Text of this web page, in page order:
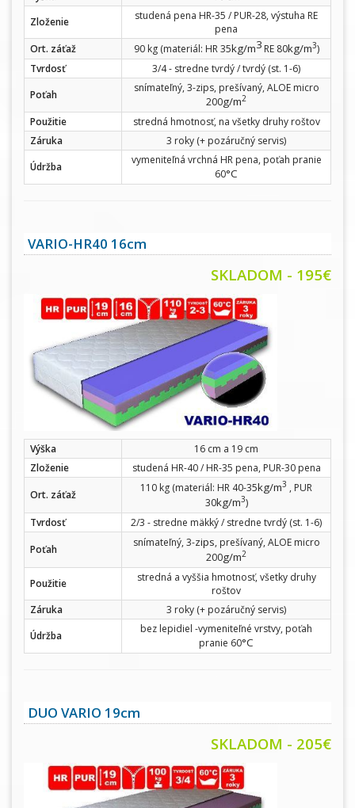
Zloženie
studená pena HR-35 / PUR-28, výstuha RE
pena
Ort. záťaž
90 kg (materiál: HR 35kg/m3 RE 80kg/m3)
Tvrdosť
3/4 - stredne tvrdý / tvrdý (st. 1-6)
Poťah
snímateľný, 3-zips, prešívaný, ALOE micro
200g/m2
Použitie
stredná hmotnosť, na všetky druhy roštov
Záruka
3 roky (+ pozáručný servis)
Údržba
vymeniteľná vrchná HR pena, poťah pranie
60°C
VARIO-HR40 16cm
SKLADOM - 195€
Výška
16 cm a 19 cm
Zloženie
studená HR-40 / HR-35 pena, PUR-30 pena
Ort. záťaž
110 kg (materiál: HR 40-35kg/m3 , PUR
30kg/m3)
Tvrdosť
2/3 - stredne mäkký / stredne tvrdý (st. 1-6)
Poťah
snímateľný, 3-zips, prešívaný, ALOE micro
200g/m2
Použitie
stredná a vyššia hmotnosť, všetky druhy
roštov
Záruka
3 roky (+ pozáručný servis)
Údržba
bez lepidiel -vymeniteľné vrstvy, poťah
pranie 60°C
DUO VARIO 19cm
SKLADOM - 205€